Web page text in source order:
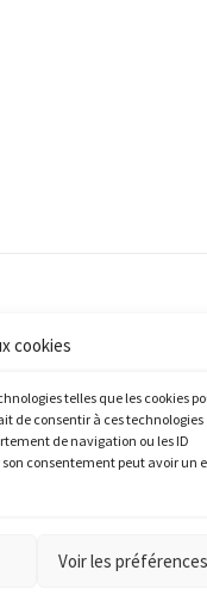
cookies
telles que les cookies
de consentir à ces technologies
de navigation ou les ID
consentement peut avoir un
Voir les préférences